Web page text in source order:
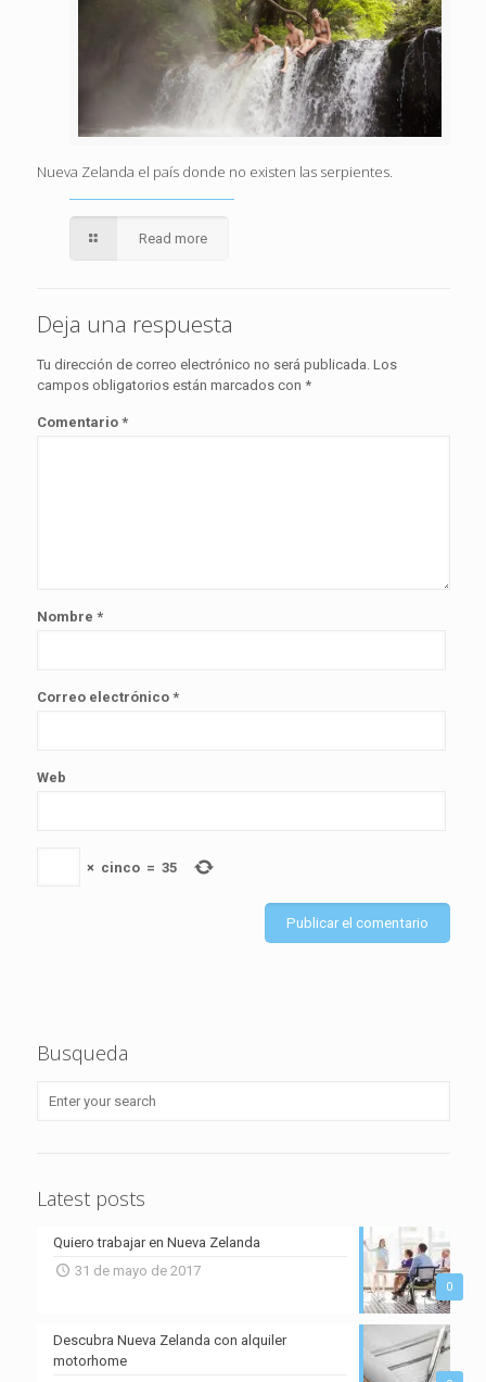
Nueva Zelanda el país donde no existen las serpientes.
Read more
Deja una respuesta
Tu dirección de correo electrónico no será publicada. Los
campos obligatorios están marcados con *
Comentario *
Nombre *
Correo electrónico *
Web
× cinco = 35
Busqueda
Latest posts
0
Quiero trabajar en Nueva Zelanda
31 de mayo de 2017
Descubra Nueva Zelanda con alquiler
motorhome